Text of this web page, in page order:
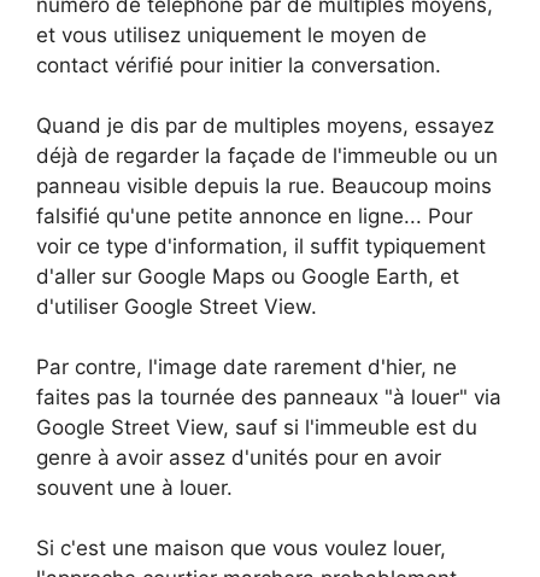
numéro de téléphone par de multiples moyens,
et vous utilisez uniquement le moyen de
contact vérifié pour initier la conversation.
Quand je dis par de multiples moyens, essayez
déjà de regarder la façade de l'immeuble ou un
panneau visible depuis la rue. Beaucoup moins
falsifié qu'une petite annonce en ligne... Pour
voir ce type d'information, il suffit typiquement
d'aller sur Google Maps ou Google Earth, et
d'utiliser Google Street View.
Par contre, l'image date rarement d'hier, ne
faites pas la tournée des panneaux "à louer" via
Google Street View, sauf si l'immeuble est du
genre à avoir assez d'unités pour en avoir
souvent une à louer.
Si c'est une maison que vous voulez louer,